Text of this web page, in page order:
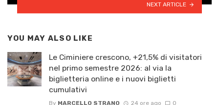
NEXT ARTICLE
YOU MAY ALSO LIKE
Le Ciminiere crescono, +21,5% di visitatori
nel primo semestre 2026: al via la
biglietteria online e i nuovi biglietti
cumulativi
By MARCELLO STRANO 24 ore ago 0